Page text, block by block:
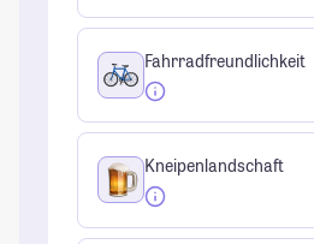
Fahrradfreundlichkeit
Kneipenlandschaft